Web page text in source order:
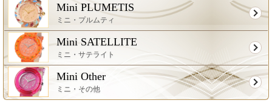
Mini PLUMETIS
ミニ・プルムティ
Mini SATELLITE
ミニ・サテライト
Mini Other
ミニ・その他